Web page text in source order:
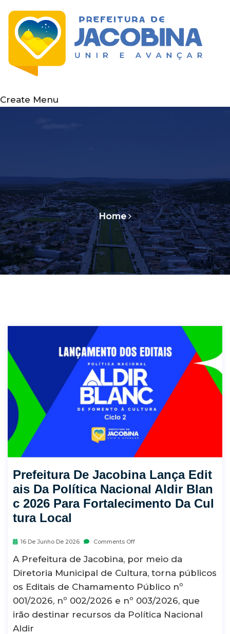
Create Menu
Home
Prefeitura De Jacobina Lança Edit
Ais Da Política Nacional Aldir Blan
C 2026 Para Fortalecimento Da Cul
Tura Local
16 De Junho De 2026 Comments Off
A Prefeitura de Jacobina, por meio da
Diretoria Municipal de Cultura, torna públicos
os Editais de Chamamento Público nº
001/2026, nº 002/2026 e nº 003/2026, que
irão destinar recursos da Política Nacional
Aldir